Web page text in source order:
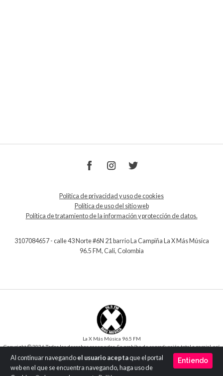
Al continuar navegando el usuario aceptaque el portal
web en el que se encuentra navegando, haga uso de
Entiendo
Política de privacidad y uso de cookies
Política de uso del sitio web
Política de tratamiento de la información y protección de datos.
3107084657 - calle 43 Norte #6N 21 barrio La Campiña La X Más Música
96.5 FM, Cali, Colombia
La X Más Música 96.5 FM
Copyright © 2026 Todos los derechos reservados. Se prohíbe de reproducción total o parcial, así
como su traducción a cualquier idioma sin la autorización escrita del titular.
Desarrollo y Diseño
SilverIT
Versión 1.0